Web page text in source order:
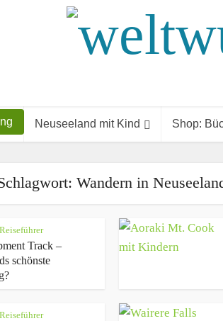
Neuseeland mit Kind Shop:
Wandern in
Track –
schönste